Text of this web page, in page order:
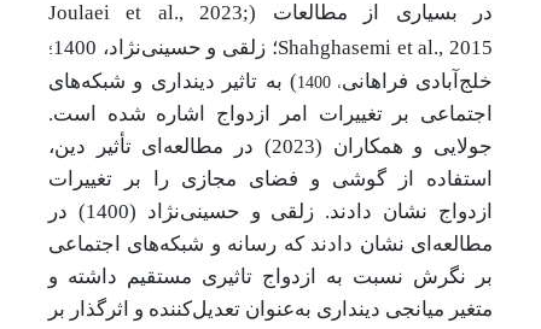
در بسیاری از مطالعات (Joulaei et al., 2023;
Shahghasemi et al., 2015؛ زلقی و حسینی‌نژاد، 1400؛
خلج‌آبادی فراهانی، 1400
) به تاثیر دینداری و شبکه‌های
اجتماعی بر تغییرات امر ازدواج اشاره شده است.
جولایی و همکاران (2023) در مطالعه‌ای تأثیر دین،
استفاده از گوشی و فضای مجازی را بر تغییرات
ازدواج نشان دادند. زلقی و حسینی‌نژاد (1400) در
مطالعه‌ای نشان دادند که رسانه و شبکه‌های اجتماعی
بر نگرش نسبت به ازدواج تاثیری مستقیم داشته و
متغیر میانجی دینداری به‌عنوان تعدیل‌کننده و اثرگذار بر